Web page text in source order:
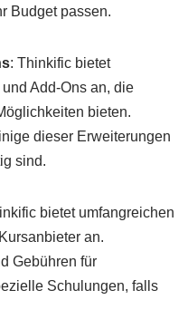
Budget passen.
: Thinkific bietet
Add-Ons an, die
bieten.
dieser Erweiterungen
sind.
bietet umfangreichen
an.
Gebühren für
Schulungen, falls